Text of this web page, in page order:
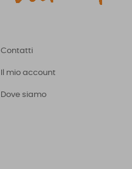
Contatti
Il mio account
Dove siamo